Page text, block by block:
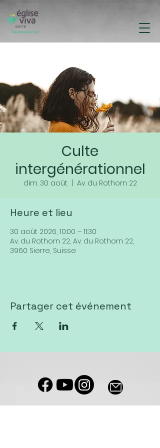
Culte
intergénérationnel
dim. 30 août Av. du Rothorn 22
Heure et lieu
30 août 2026, 10:00 – 11:30
Av. du Rothorn 22, Av. du Rothorn 22,
3960 Sierre, Suisse
Partager cet événement